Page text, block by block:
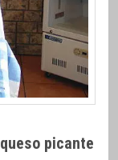
queso picante